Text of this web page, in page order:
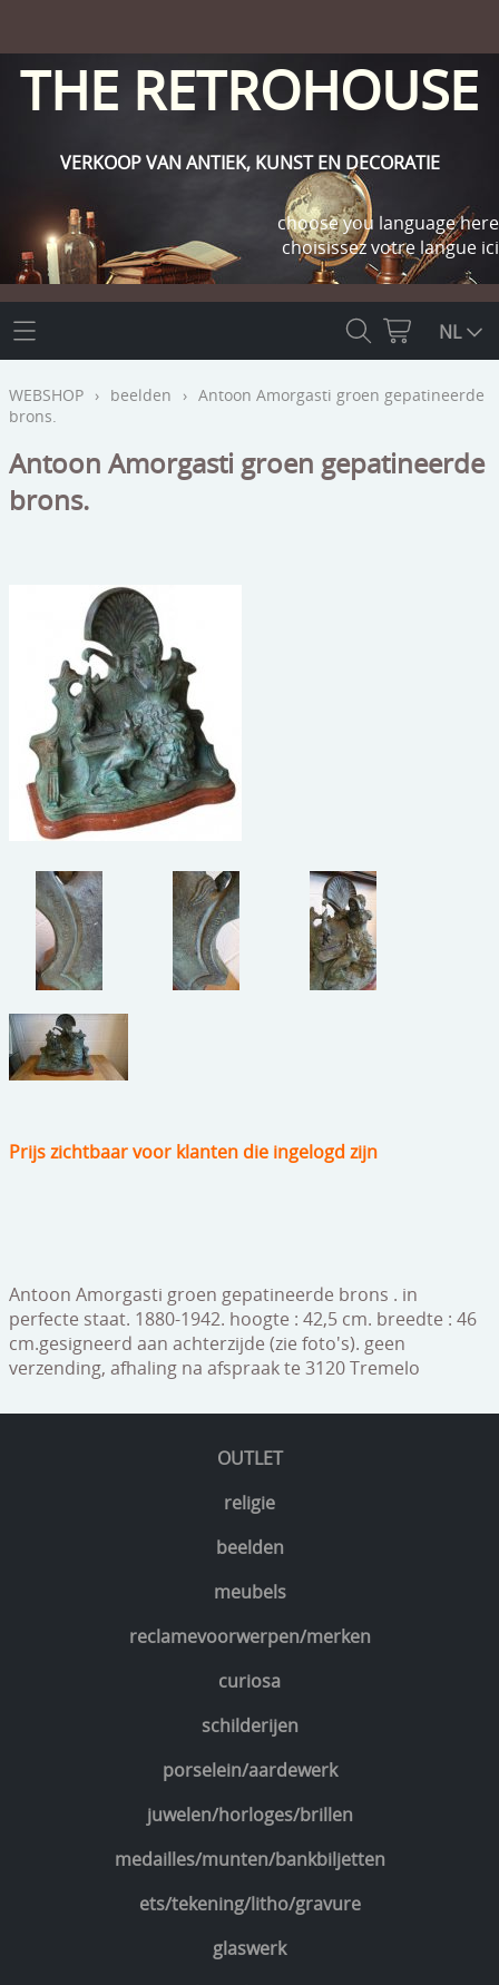
THE RETROHOUSE
VERKOOP VAN ANTIEK, KUNST EN DECORATIE
choose you language here
choisissez votre langue ici
THE RETROHOUSE
WEBSHOP
religie
reclamevoorwerpen/merken
curiosa
schilderijen
porselein/aardewerk
juwelen/horloges/brillen
medailles/munten/bankbiljetten
ets/tekening/litho/gravure
glaswerk
lamp/luchter
speelgoed
zilverwerk
spiegels
geschenkcheques
KLANT WORDEN / INLOGGEN
NL
OUTLET
religie
beelden
meubels
reclamevoorwerpen/merken
curiosa
schilderijen
porselein/aardewerk
juwelen/horloges/brillen
medailles/munten/bankbiljetten
ets/tekening/litho/gravure
glaswerk
WEBSHOP › beelden › Antoon Amorgasti groen gepatineerde
brons.
Antoon Amorgasti groen gepatineerde
brons.
Prijs zichtbaar voor klanten die ingelogd zijn
Antoon Amorgasti groen gepatineerde brons . in
perfecte staat. 1880-1942. hoogte : 42,5 cm. breedte : 46
cm.gesigneerd aan achterzijde (zie foto's). geen
verzending, afhaling na afspraak te 3120 Tremelo